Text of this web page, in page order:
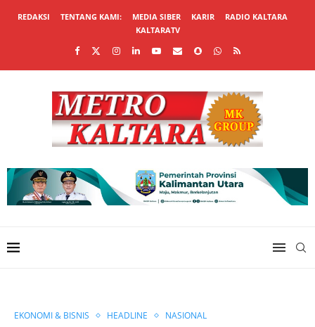
REDAKSI TENTANG KAMI: MEDIA SIBER KARIR
RADIO KALTARA
KALTARATV
EKONOMI & BISNIS HEADLINE NASIONAL